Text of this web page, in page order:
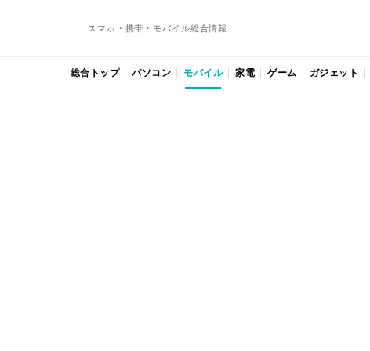
スマホ・携帯・モバイル総合情報
総合トップ パソコン モバイル 家電 ゲーム ガジェット